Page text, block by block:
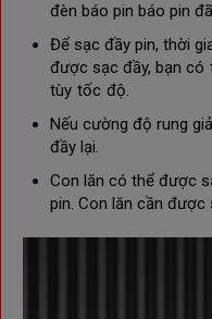
đèn báo pin báo pin
Để sạc đầy pin, thời
được sạc đầy, bạn có
tùy tốc độ.
Nếu cường độ rung
đầy lại.
Con lăn có thể được
pin. Con lăn cần